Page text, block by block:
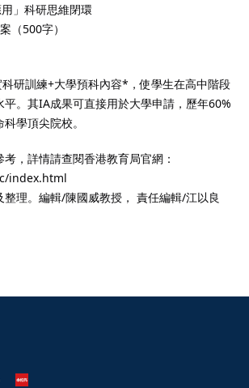
」科研思維閉環
（500字）
研訓練+大學預科內容*，使學生在高中階段
。其IA成果可直接用於大學申請，歷年60%
學頂尖院校。
，詳情請查閱香港教育局官網：
index.html
理。編輯/陳國威教授， 責任編輯/江以良